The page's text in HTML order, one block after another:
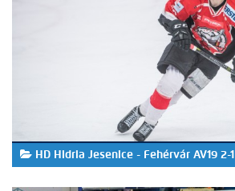
HD Hidria Jesenice - Fehérvár AV19 2-1